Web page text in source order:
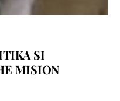
SI
MISION